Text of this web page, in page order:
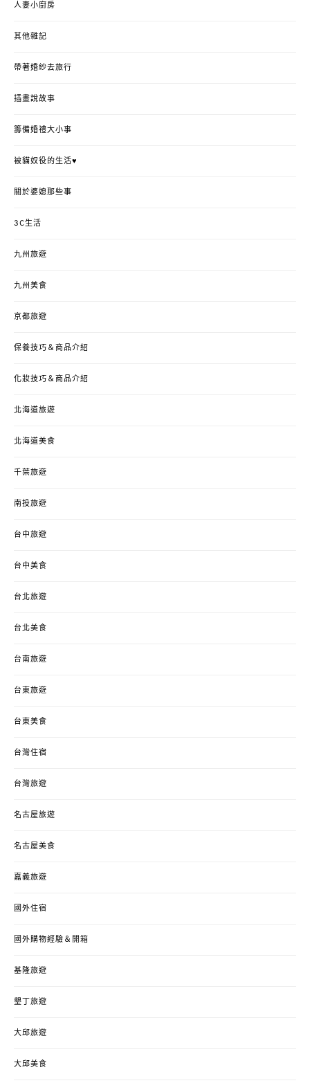
人妻小廚房
其他雜記
帶著婚紗去旅行
插畫說故事
籌備婚禮大小事
被貓奴役的生活♥
關於婆媳那些事
3C生活
九州旅遊
九州美食
京都旅遊
保養技巧＆商品介紹
化妝技巧＆商品介紹
北海道旅遊
北海道美食
千葉旅遊
南投旅遊
台中旅遊
台中美食
台北旅遊
台北美食
台南旅遊
台東旅遊
台東美食
台灣住宿
台灣旅遊
名古屋旅遊
名古屋美食
嘉義旅遊
國外住宿
國外購物經驗＆開箱
基隆旅遊
墾丁旅遊
大邱旅遊
大邱美食